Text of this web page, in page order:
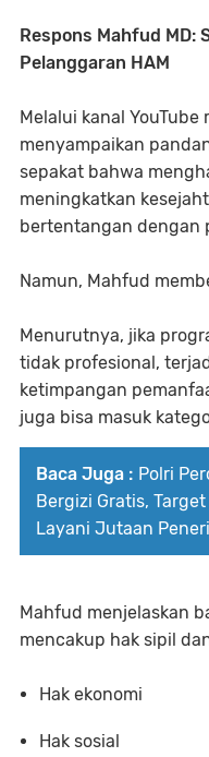
Respons Mahfud MD:
Pelanggaran HAM
Melalui kanal YouTube
menyampaikan
sepakat bahwa
meningkatkan
bertentangan dengan
Namun, Mahfud
Menurutnya, jika
tidak profesional,
ketimpangan
juga bisa masuk
Baca Juga : Polri
Bergizi Gratis, Target
Layani Jutaan
Mahfud menjelaskan
mencakup hak sipil
Hak ekonomi
Hak sosial